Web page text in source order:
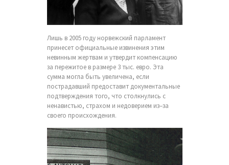
Лишь в 2005 году норвежский парламент
принесет официальные извинения этим
невинным жертвам и утвердит компенсацию
за пережитое в размере 3 тыс. евро. Эта
сумма могла быть увеличена, если
пострадавший предоставит документальные
подтверждения того, что столкнулись с
ненавистью, страхом и недоверием из–за
своего происхождения.